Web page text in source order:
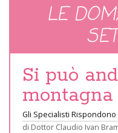
LE
Si può
Gli Specialisti Rispondono
di Dottor Claudio Ivan